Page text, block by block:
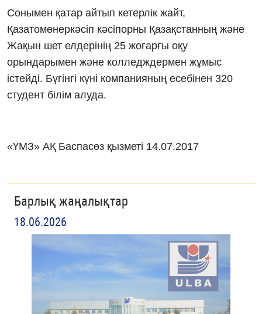
Сонымен қатар айтып кетерлік жайт,
Қазатомөнеркәсіп кәсіпорны Қазақстанның және
Жақын шет елдерінің 25 жоғарғы оқу
орындарымен және колледждермен жұмыс
істейді. Бүгінгі күні компанияның есебінен 320
студент білім алуда.
«ҮМЗ» АҚ Баспасөз қызметі 14.07.2017
Барлық жаңалықтар
18.06.2026